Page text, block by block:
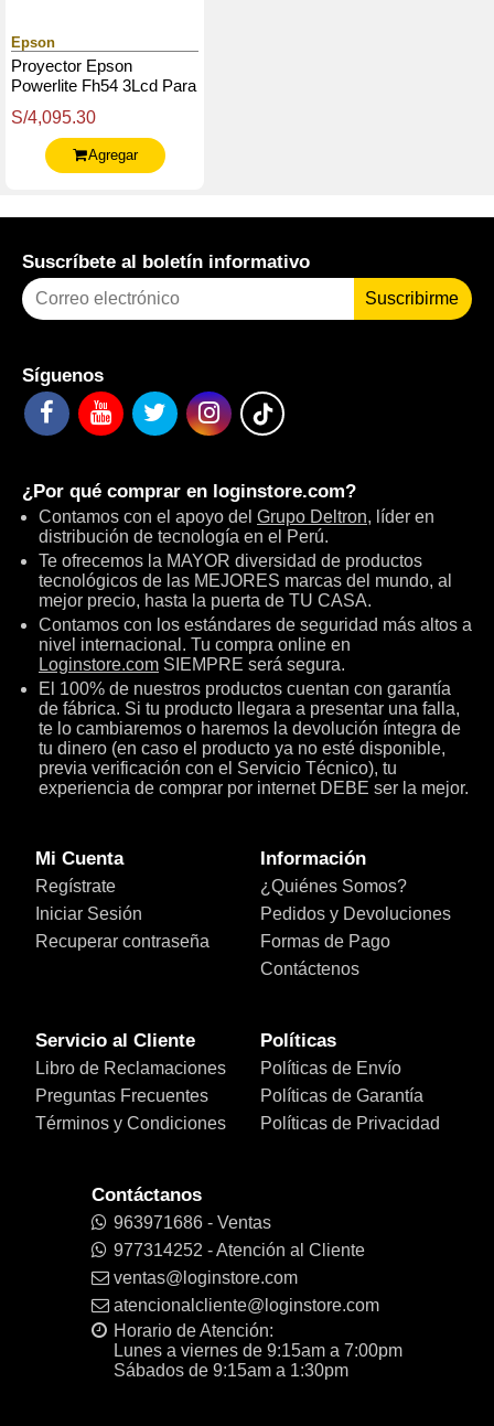
Epson
Proyector Epson
Powerlite Fh54 3Lcd Para
S/4,095.30
Agregar
Suscríbete al boletín informativo
Suscribirme
Síguenos
¿Por qué comprar en loginstore.com?
Contamos con el apoyo del Grupo Deltron, líder en
distribución de tecnología en el Perú.
Te ofrecemos la MAYOR diversidad de productos
tecnológicos de las MEJORES marcas del mundo, al
mejor precio, hasta la puerta de TU CASA.
Contamos con los estándares de seguridad más altos a
nivel internacional. Tu compra online en
Loginstore.com SIEMPRE será segura.
El 100% de nuestros productos cuentan con garantía
de fábrica. Si tu producto llegara a presentar una falla,
te lo cambiaremos o haremos la devolución íntegra de
tu dinero (en caso el producto ya no esté disponible,
previa verificación con el Servicio Técnico), tu
experiencia de comprar por internet DEBE ser la mejor.
Mi Cuenta
Regístrate
Iniciar Sesión
Recuperar contraseña
Información
¿Quiénes Somos?
Pedidos y Devoluciones
Formas de Pago
Contáctenos
Servicio al Cliente
Libro de Reclamaciones
Preguntas Frecuentes
Términos y Condiciones
Políticas
Políticas de Envío
Políticas de Garantía
Políticas de Privacidad
Contáctanos
963971686 - Ventas
977314252 - Atención al Cliente
ventas@loginstore.com
atencionalcliente@loginstore.com
Horario de Atención:
Lunes a viernes de 9:15am a 7:00pm
Sábados de 9:15am a 1:30pm